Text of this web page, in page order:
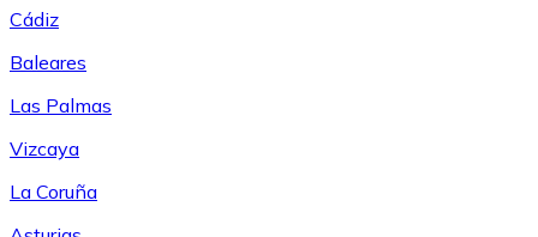
Cádiz
Baleares
Las Palmas
Vizcaya
La Coruña